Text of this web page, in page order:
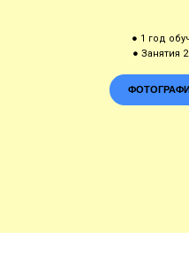
● 1 год
● Занятия